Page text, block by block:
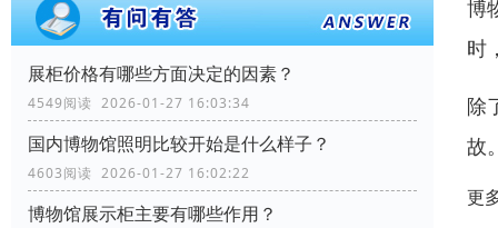
展柜价格有哪些方面决定的因素？
4549阅读 2026-01-27 16:03:34
国内博物馆照明比较开始是什么样子？
4603阅读 2026-01-27 16:02:22
博物馆展示柜主要有哪些作用？
博
时
除
故
更